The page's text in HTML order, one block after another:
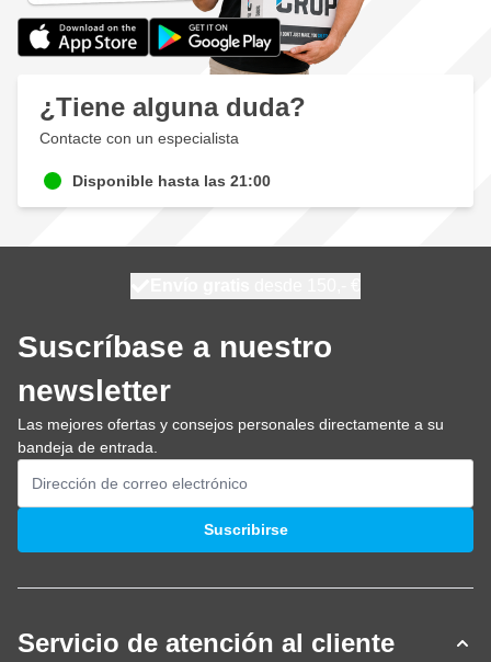
¿Tiene alguna duda?
Contacte con un especialista
Disponible hasta las 21:00
Suscríbase a nuestro
newsletter
Las mejores ofertas y consejos personales directamente a su
bandeja de entrada.
Dirección de email
Suscribirse
Servicio de atención al cliente